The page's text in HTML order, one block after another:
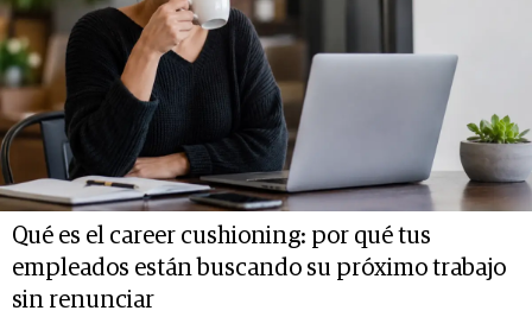
Qué es el career cushioning: por qué tus
empleados están buscando su próximo trabajo
sin renunciar